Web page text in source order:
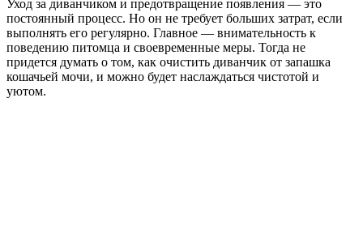
Уход за диванчиком и предотвращение появления — это
постоянный процесс. Но он не требует больших затрат, если
выполнять его регулярно. Главное — внимательность к
поведению питомца и своевременные меры. Тогда не
придется думать о том, как очистить диванчик от запашка
кошачьей мочи, и можно будет наслаждаться чистотой и
уютом.